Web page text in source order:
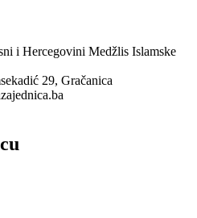
i Hercegovini Medžlis Islamske
29, Gračanica